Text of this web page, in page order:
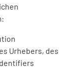
Urhebers, des